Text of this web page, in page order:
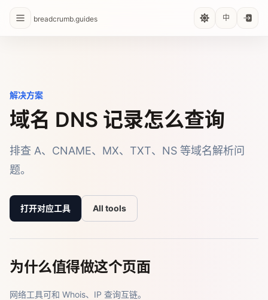
breadcrumb.guides 中
解决方案
域名 DNS 记录怎么查询
排查 A、CNAME、MX、TXT、NS 等域名解析问
题。
打开对应工具 All tools
为什么值得做这个页面
网络工具可和 Whois、IP 查询互链。